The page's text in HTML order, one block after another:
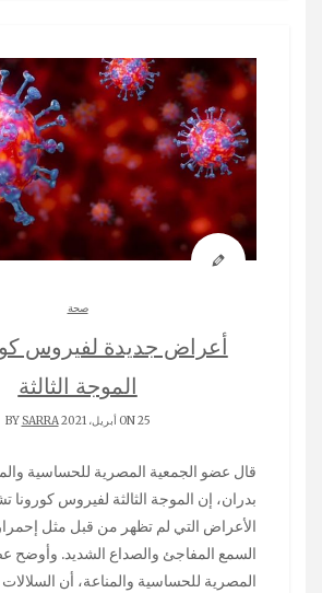
صحة
أعراض جديدة لفيروس
الموجة الثالثة
ON 25 أبريل، 2021 BY SARRA
قال عضو الجمعية المصرية للحساسية والمناعة، مجدي
بدران، إن الموجة الثالثة لفيروس
الأعراض التي لم تظهر من قبل مثل
السمع المفاجئ والصداع الشديد. وأوضح
المصرية للحساسية والمناعة، أن